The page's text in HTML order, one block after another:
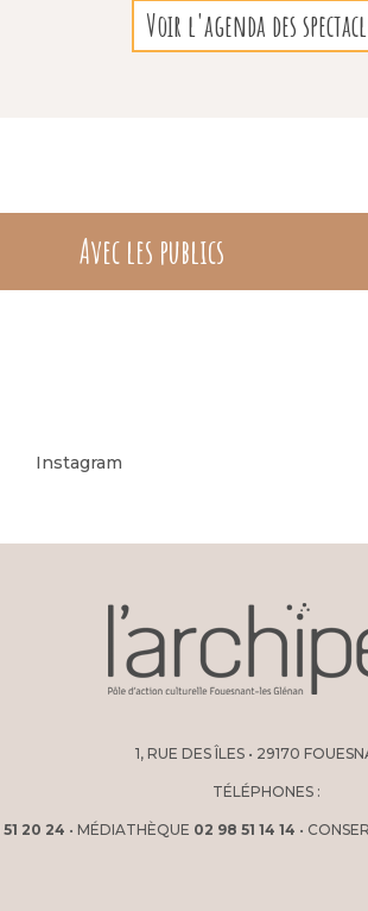
Voir l'agenda des
Avec les publics
Instagram
1, RUE DES ÎLES • 29170
TÉLÉPHONES :
20 24 • MÉDIATHÈQUE 02 98 51 14 14 •